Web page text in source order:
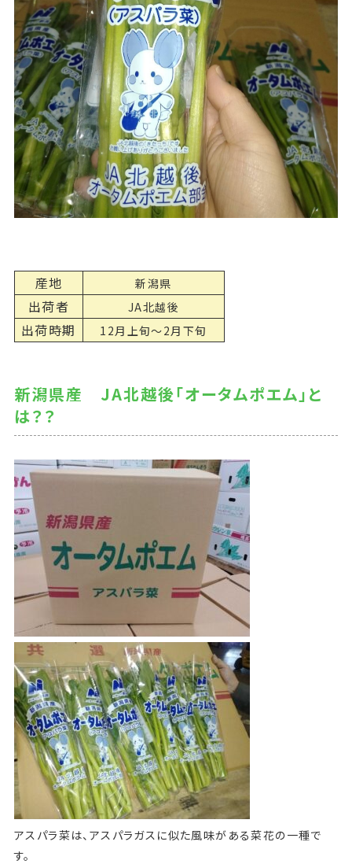
産地 新潟県
出荷者 JA北越後
出荷時期 12月上旬～2月下旬
新潟県産 JA北越後「オータムポエム」と
は？？
アスパラ菜は、アスパラガスに似た風味がある菜花の一種で
す。